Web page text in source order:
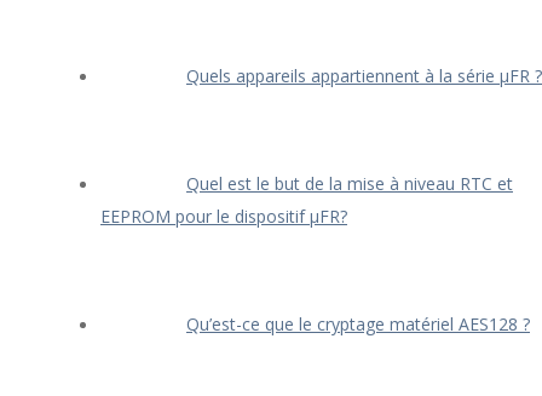
Quels appareils appartiennent à la série μFR ?
Quel est le but de la mise à niveau RTC et
EEPROM pour le dispositif μFR?
Qu’est-ce que le cryptage matériel AES128 ?